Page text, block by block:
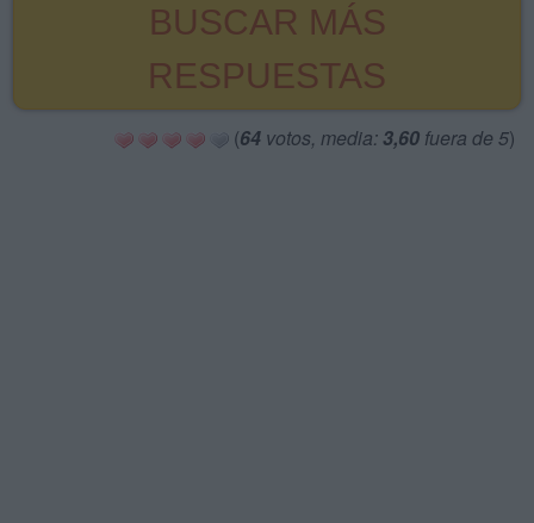
BUSCAR MÁS
RESPUESTAS
(64 votos, media: 3,60 fuera de 5)